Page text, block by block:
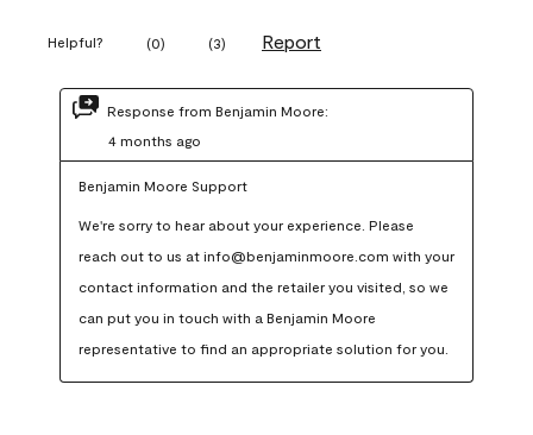
Helpful? (0) (3) Report
Response from Benjamin Moore:
4 months ago
Benjamin Moore Support
We're sorry to hear about your experience. Please
reach out to us at info@benjaminmoore.com with your
contact information and the retailer you visited, so we
can put you in touch with a Benjamin Moore
representative to find an appropriate solution for you.